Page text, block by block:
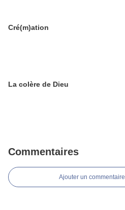
Cré(m)ation
La colère de Dieu
Commentaires
Ajouter un commentaire